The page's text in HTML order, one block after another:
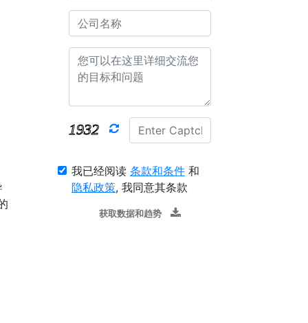
我已经阅读 条款和条件 和
隐私政策, 我同意其条款
获取数据和趋势